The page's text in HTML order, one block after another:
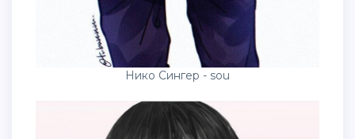
Нико Сингер - sou